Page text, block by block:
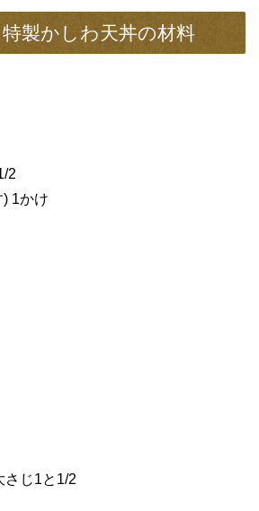
製かしわ天丼の材料
2
1かけ
さじ1と1/2